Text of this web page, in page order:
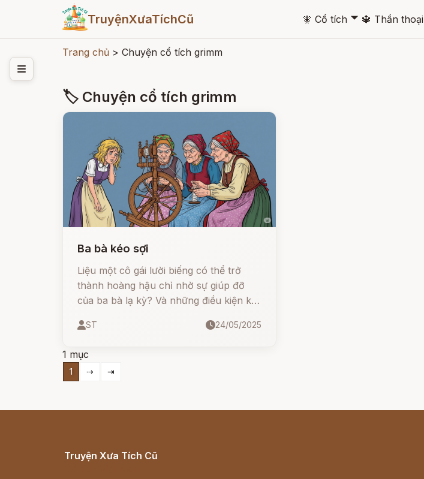
TruyệnXưaTíchCũ 🧚 Cổ tích 🞃 🔱 Thần thoại
Trang chủ > Chuyện cổ tích grimm
🏷 Chuyện cổ tích grimm
Ba bà kéo sợi
Liệu một cô gái lười biếng có thể trở
thành hoàng hậu chỉ nhờ sự giúp đỡ
của ba bà lạ kỳ? Và những điều kiện kỳ
mang đến một bài học dí dỏm, bất ngờ
nhé!
ST 24/05/2025
1 mục
1 ⇢ ⇥
Truyện Xưa Tích Cũ